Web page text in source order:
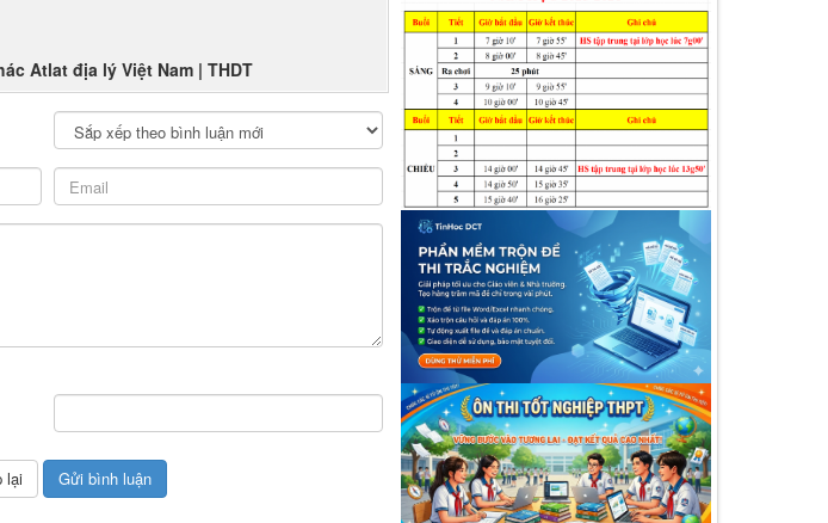
Atlat địa lý Việt Nam | THDT